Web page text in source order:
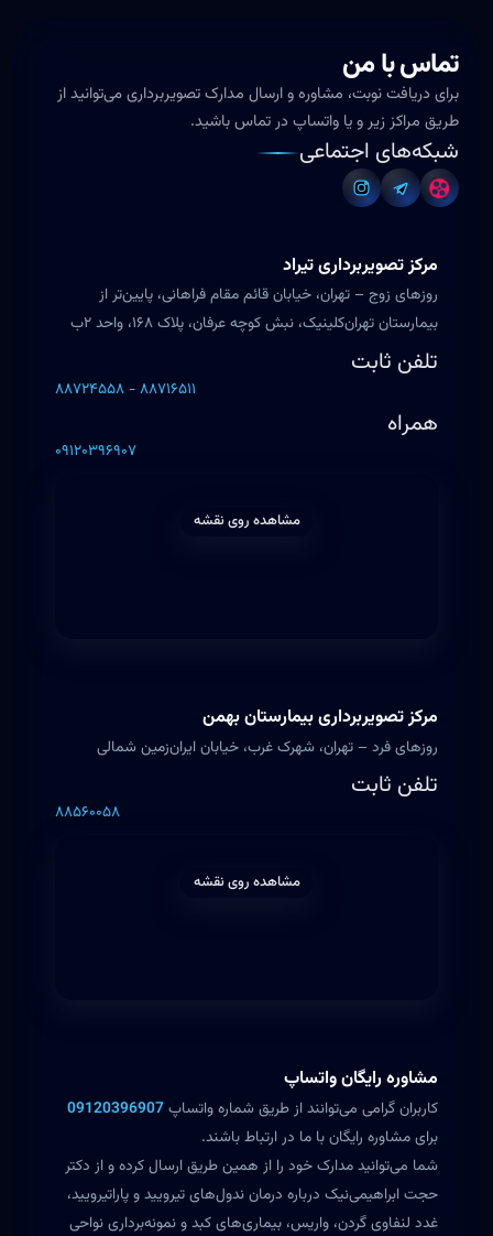
تماس با من
برای دریافت نوبت، مشاوره و ارسال مدارک تصویربرداری می‌توانید از
طریق مراکز زیر و یا واتساپ در تماس باشید.
شبکه‌های اجتماعی
مرکز تصویربرداری تیراد
روزهای زوج – تهران، خیابان قائم مقام فراهانی، پایین‌تر از
بیمارستان تهران‌کلینیک، نبش کوچه عرفان، پلاک ۱۶۸، واحد ۲ب
تلفن ثابت
۸۸۷۲۴۵۵۸ - ۸۸۷۱۶۵۱۱
همراه
۰۹۱۲۰۳۹۶۹۰۷
مشاهده روی نقشه
مرکز تصویربرداری بیمارستان بهمن
روزهای فرد – تهران، شهرک غرب، خیابان ایران‌زمین شمالی
تلفن ثابت
۸۸۵۶۰۰۵۸
مشاهده روی نقشه
مشاوره رایگان واتساپ
کاربران گرامی می‌توانند از طریق شماره واتساپ09120396907
برای مشاوره رایگان با ما در ارتباط باشند.
شما می‌توانید مدارک خود را از همین طریق ارسال کرده و از دکتر
حجت ابراهیمی‌نیک درباره درمان ندول‌های تیرویید و پاراتیرویید،
غدد لنفاوی گردن، واریس، بیماری‌های کبد و نمونه‌برداری نواحی